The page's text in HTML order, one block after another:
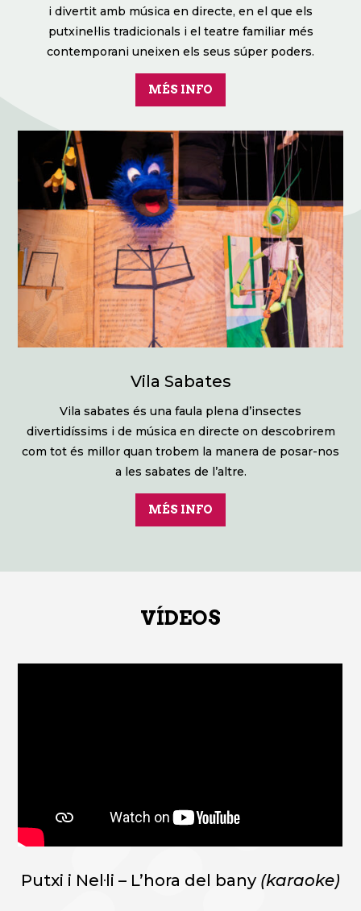
i divertit amb música en directe, en el que els
putxinel·lis tradicionals i el teatre familiar més
contemporani uneixen els seus súper poders.
MÉS INFO
Vila Sabates
Vila sabates és una faula plena d’insectes
divertidíssims i de música en directe on descobrirem
com tot és millor quan trobem la manera de posar-nos
a les sabates de l’altre.
MÉS INFO
VÍDEOS
Putxi i Nel·li – L’hora del bany (karaoke)